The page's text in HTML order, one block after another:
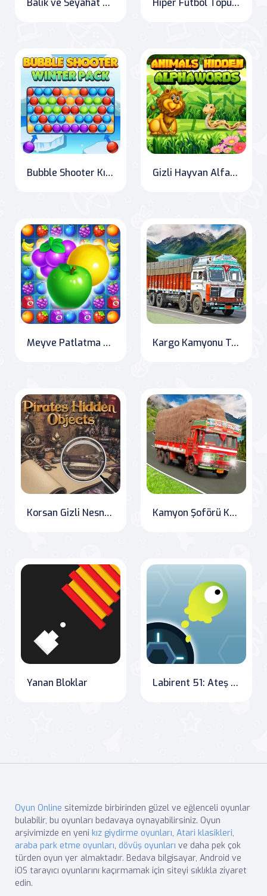
Balık ve Seyahat Online Hiper Futbol Topu Atma Partisi
Bubble Shooter Kış Paketi Gizli Hayvan AlfaHarfler
Meyve Patlatma Macerası Kargo Kamyonu Taşıma Simülatör Oyunu
Korsan Gizli Nesneler Kamyon Şoförü Kargo Oyunu
Yanan Bloklar Labirent 51: Ateş Kulesi Macerası
Oyun Online sitemizde birbirinden güzel ve eğlenceli oyunlar
bulabilir, bu oyunları bedavaya oynayabilirsiniz. Oyun
arşivimizde en yeni kız giydirme oyunları, Atari klasikleri,
araba park etme oyunları, dövüş oyunları ve daha pek çok
türden oyun yer almaktadır. Bedava bilgisayar, Android ve
iOS tarayıcı oyunlarını kaçırmamak için siteyi sıklıkla ziyaret
edin.